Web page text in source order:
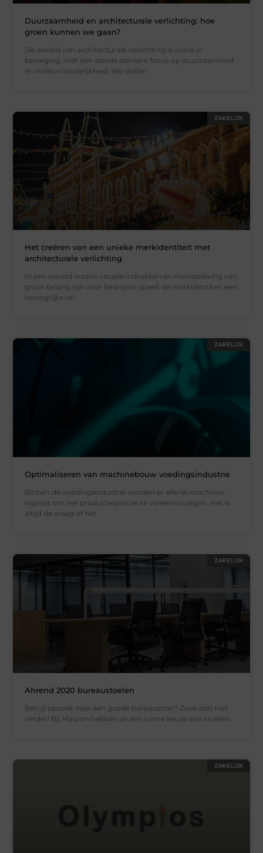
Duurzaamheid en architecturale verlichting: hoe
groen kunnen we gaan?
De wereld van architecturale verlichting is volop in
beweging, met een steeds sterkere focus op duurzaamheid
en milieuvriendelijkheid. We stellen
ZAKELIJK
Het creëren van een unieke merkidentiteit met
architecturale verlichting
In een wereld waarin visuele indrukken en merkbeleving van
groot belang zijn voor bedrijven speelt de merkidentiteit een
belangrijke rol.
ZAKELIJK
Optimaliseren van machinebouw voedingsindustrie
Binnen de voedingsindustrie worden er allerlei machines
ingezet om het productieproces te vereenvoudigen. Het is
altijd de vraag of het
ZAKELIJK
Ahrend 2020 bureaustoelen
Ben jij opzoek naar een goede bureaustoel? Zoek dan niet
verder! Bij Mauron hebben ze een ruime keuze aan stoelen.
ZAKELIJK